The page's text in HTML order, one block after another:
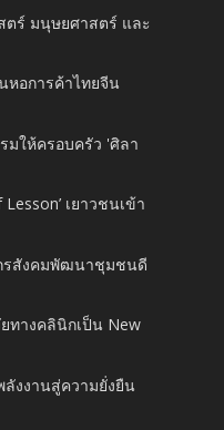
ตร์ มนุษยศาสตร์ และ
หอการค้าไทยจีน
มให้ครอบครัว 'ศิลา
เยาวชนเข้า
รสังคมพัฒนาชุมชนดี
ทางคลินิกเป็น New
งงานสู่ความยั่งยืน